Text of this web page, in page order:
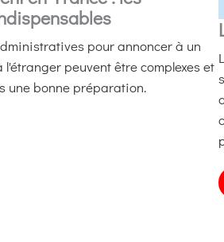
pour annoncer à un
peuvent être complexes et
une bonne préparation.